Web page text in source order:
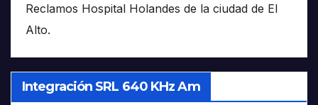
Reclamos Hospital Holandes de la ciudad de El
Alto.
Integración SRL 640 KHz Am